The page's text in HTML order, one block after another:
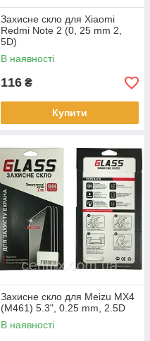
Захисне скло для Xiaomi
Redmi Note 2 (0, 25 mm 2,
5D)
В наявності
116 ₴
Купити
Захисне скло для Meizu MX4
(M461) 5.3", 0.25 mm, 2.5D
В наявності